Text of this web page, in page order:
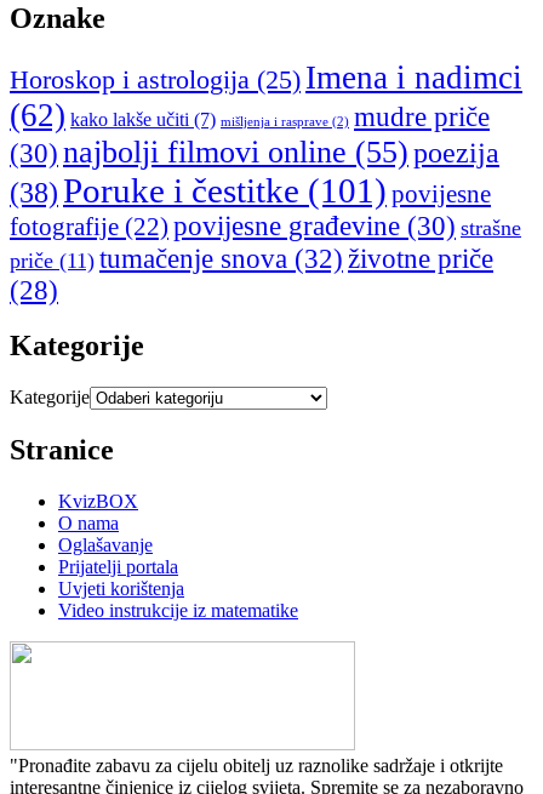
Oznake
Horoskop i astrologija (25) Imena i nadimci
(62) kako lakše učiti (7) mišljenja i rasprave (2) mudre priče
(30) najbolji filmovi online (55)poezija
(38)Poruke i čestitke (101) povijesne
fotografije (22) povijesne građevine (30) strašne
priče (11) tumačenje snova (32) životne priče
(28)
Kategorije
Kategorije
Stranice
KvizBOX
O nama
Oglašavanje
Prijatelji portala
Uvjeti korištenja
Video instrukcije iz matematike
"Pronađite zabavu za cijelu obitelj uz raznolike sadržaje i otkrijte
interesantne činjenice iz cijelog svijeta. Spremite se za nezaboravno